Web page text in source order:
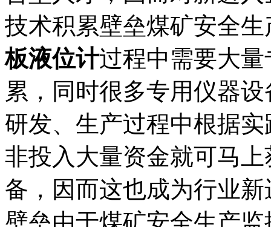
技术积累壁垒煤矿安全
板液位计过程中需要大
累，同时很多专用仪器
研发、生产过程中根据
非投入大量资金就可马
备，因而这也成为行业
壁垒由于煤矿安全生产